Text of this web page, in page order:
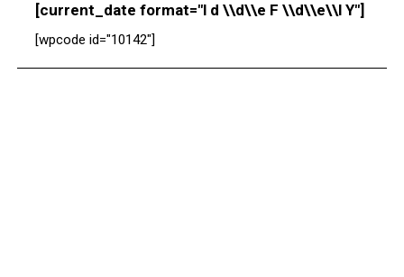
[current_date format="l d \\d\\e F \\d\\e\\l Y"]
[wpcode id="10142"]